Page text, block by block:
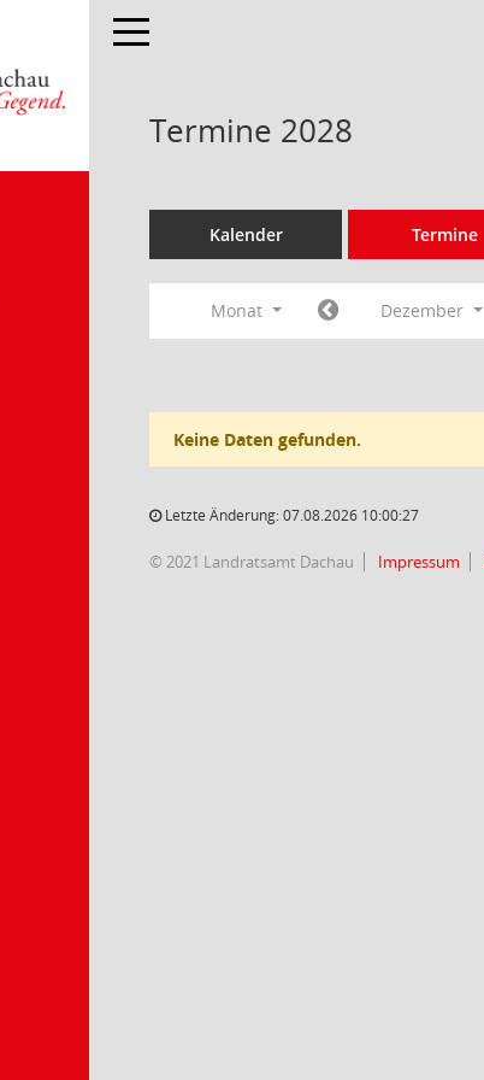
Toggle navigation
Termine 2028
Kalender Termine
Monat Dezember
Keine Daten gefunden.
Letzte Änderung: 07.08.2026 10:00:27
© 2021 Landratsamt Dachau Impressum